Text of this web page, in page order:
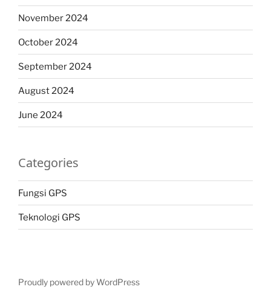
November 2024
October 2024
September 2024
August 2024
June 2024
Categories
Fungsi GPS
Teknologi GPS
Proudly powered by WordPress